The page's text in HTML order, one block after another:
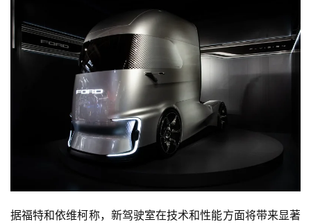
据福特和依维柯称，新驾驶室在技术和性能方面将带来显著